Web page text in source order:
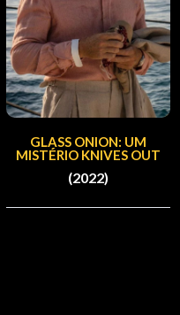
GLASS ONION: UM
MISTÉRIO KNIVES OUT
(2022)